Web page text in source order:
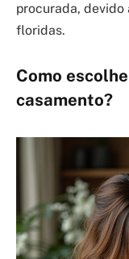
procurada, devido
floridas.
Como
casamento?